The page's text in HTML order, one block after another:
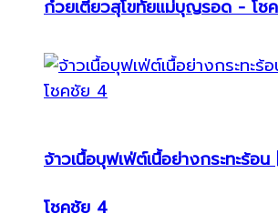
ก๋วยเตี๋ยวสุโขทัยแม่บุญรอด - โช
จ้าวเนื้อบุฟเฟ่ต์เนื้อย่างกระทะร้อ
โชคชัย 4